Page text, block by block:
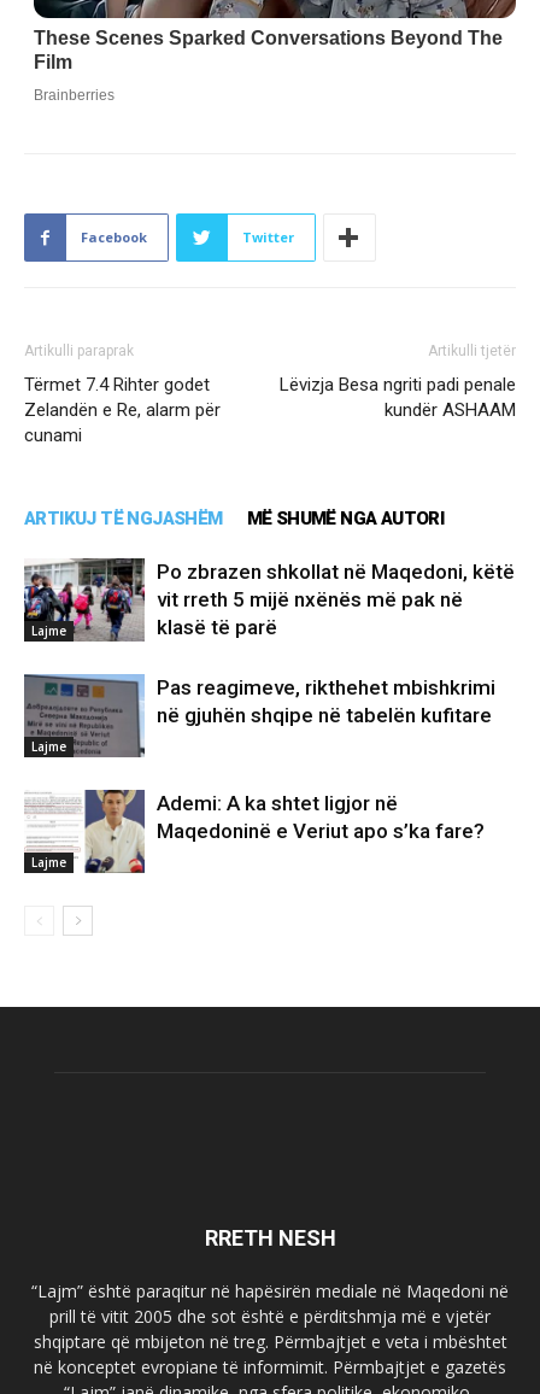
Facebook Twitter
Artikulli paraprak
Tërmet 7.4 Rihter godet
Zelandën e Re, alarm për
cunami
Artikulli tjetër
Lëvizja Besa ngriti padi penale
kundër ASHAAM
ARTIKUJ TË NGJASHËM MË SHUMË NGA AUTORI
Lajme
Po zbrazen shkollat në Maqedoni, këtë
vit rreth 5 mijë nxënës më pak në
klasë të parë
Lajme
Pas reagimeve, rikthehet mbishkrimi
në gjuhën shqipe në tabelën kufitare
Lajme
Ademi: A ka shtet ligjor në
Maqedoninë e Veriut apo s’ka fare?
RRETH NESH
“Lajm” është paraqitur në hapësirën mediale në Maqedoni në
prill të vitit 2005 dhe sot është e përditshmja më e vjetër
shqiptare që mbijeton në treg. Përmbajtjet e veta i mbështet
në konceptet evropiane të informimit. Përmbajtjet e gazetës